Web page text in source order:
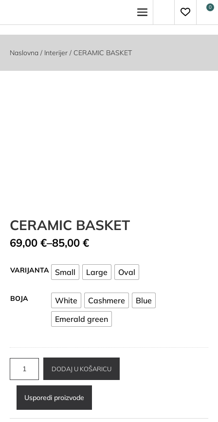
Naslovna / Interijer / CERAMIC BASKET
CERAMIC BASKET
69,00 €–85,00 €
Raspon
69,00 €
85,00 €
VARIJANTA Small Large Oval
BOJA White Cashmere
Blue
Emerald green
BASKET
količina
DODAJ U KOŠARICU
Usporedi proizvode